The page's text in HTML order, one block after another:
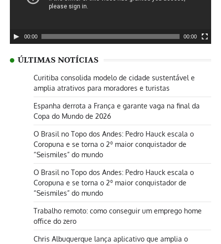
00:00 00:00
ÚLTIMAS NOTÍCIAS
Curitiba consolida modelo de cidade sustentável e
amplia atrativos para moradores e turistas
Espanha derrota a França e garante vaga na final da
Copa do Mundo de 2026
O Brasil no Topo dos Andes: Pedro Hauck escala o
Coropuna e se torna o 2º maior conquistador de
“Seismiles” do mundo
O Brasil no Topo dos Andes: Pedro Hauck escala o
Coropuna e se torna o 2º maior conquistador de
“Seismiles” do mundo
Trabalho remoto: como conseguir um emprego home
office do zero
Chris Albuquerque lança aplicativo que amplia o